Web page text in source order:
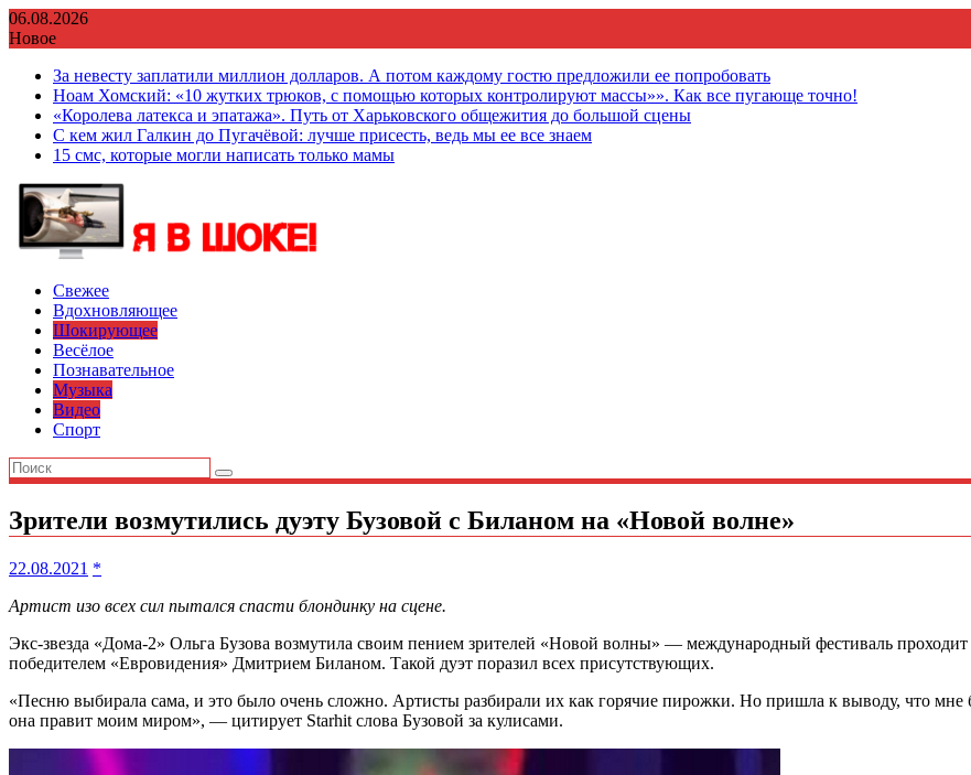
Перейти
к
06.08.2026
Новое
За невесту заплатили миллион долларов. А потом каждому гостю предложили ее попробовать
Ноам Хомский: «10 жутких трюков, с помощью которых контролируют массы»». Как все пугающе точно!
«Королева латекса и эпатажа». Путь от Харьковского общежития до большой сцены
С кем жил Галкин до Пугачёвой: лучше присесть, ведь мы ее все знаем
15 смс, которые могли написать только мамы
Свежее
Вдохновляющее
Шокирующее
Весёлое
Познавательное
Музыка
Видео
Спорт
Зрители возмутились дуэту Бузовой с Биланом на «Новой волне»
22.08.2021 *
Артист изо всех сил пытался спасти блондинку на сцене.
Экс-звезда «Дома-2» Ольга Бузова возмутила своим пением зрителей «Новой волны» — международный фестиваль
победителем «Евровидения» Дмитрием Биланом. Такой дуэт поразил всех присутствующих.
«Песню выбирала сама, и это было очень сложно. Артисты разбирали их как горячие пирожки. Но пришла к выводу, что
она правит моим миром», — цитирует Starhit слова Бузовой за кулисами.